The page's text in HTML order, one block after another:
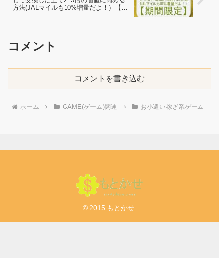
方法(JALマイルも10%増量だよ！）【期
コメント
コメントを書き込む
ホーム GAME(ゲーム)関連 お小遣い稼ぎ系ゲーム
© 2015 もとかせ.